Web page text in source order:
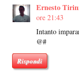
Ernesto
ore 21:43
Intanto
@#
Rispondi